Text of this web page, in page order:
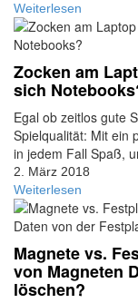
Weiterlesen
Zocken am
sich
Egal ob zeitlos gute
Spielqualität: Mit ein
in jedem Fall Spaß,
2. März 2018
Weiterlesen
Magnete vs.
von Magneten
löschen?